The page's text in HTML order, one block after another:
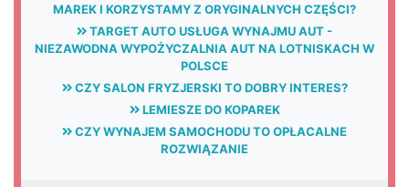
MAREK I KORZYSTAMY Z ORYGINALNYCH CZĘŚCI?
TARGET AUTO USŁUGA WYNAJMU AUT -
NIEZAWODNA WYPOŻYCZALNIA AUT NA LOTNISKACH W
POLSCE
CZY SALON FRYZJERSKI TO DOBRY INTERES?
LEMIESZE DO KOPAREK
CZY WYNAJEM SAMOCHODU TO OPŁACALNE
ROZWIĄZANIE